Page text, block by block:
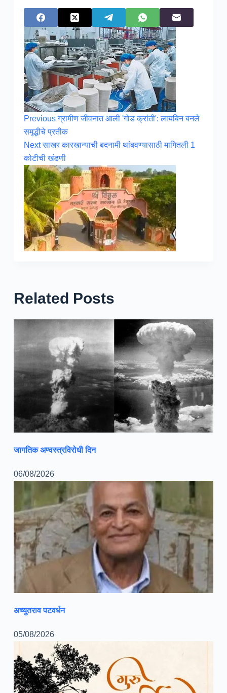
Previousग्रामीण जीवनात आली 'गोड क्रांती': लायबिन बनले
समृद्धीचे प्रतीक
Nextसाखर कारखान्याची बदनामी थांबवण्यासाठी मागितली 1
कोटीची खंडणी
Related Posts
जागतिक अण्वस्त्रविरोधी दिन
06/08/2026
अच्युतराव पटवर्धन
05/08/2026